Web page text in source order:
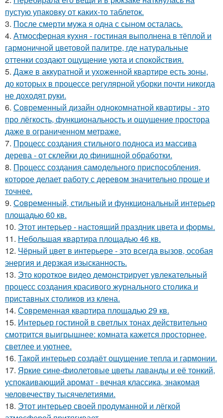
пустую упаковку от каких-то таблеток.
3. После смерти мужа я одна с сыном осталась.
4. Атмосферная кухня - гостиная выполнена в тёплой и
гармоничной цветовой палитре, где натуральные
оттенки создают ощущение уюта и спокойствия.
5. Даже в аккуратной и ухоженной квартире есть зоны,
до которых в процессе регулярной уборки почти никогда
не доходят руки.
6. Современный дизайн однокомнатной квартиры - это
про лёгкость, функциональность и ощущение простора
даже в ограниченном метраже.
7. Процесс создания стильного подноса из массива
дерева - от склейки до финишной обработки.
8. Процесс создания самодельного приспособления,
которое делает работу с деревом значительно проще и
точнее.
9. Современный, стильный и функциональный интерьер
площадью 60 кв.
10. Этот интерьер - настоящий праздник цвета и формы.
11. Небольшая квартира площадью 46 кв.
12. Чёрный цвет в интерьере - это всегда вызов, особая
энергия и дерзкая изысканность.
13. Это короткое видео демонстрирует увлекательный
процесс создания красивого журнального столика и
приставных столиков из клена.
14. Современная квартира площадью 29 кв.
15. Интерьер гостиной в светлых тонах действительно
смотрится выигрышнее: комната кажется просторнее,
светлее и уютнее.
16. Такой интерьер создаёт ощущение тепла и гармонии.
17. Яркие сине-фиолетовые цветы лаванды и её тонкий,
успокаивающий аромат - вечная классика, знакомая
человечеству тысячелетиями.
18. Этот интерьер своей продуманной и лёгкой